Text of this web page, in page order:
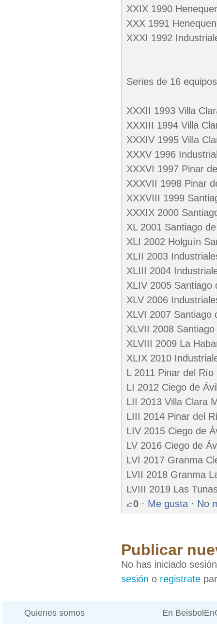
XXIX 1990
XXX 1991
XXXI 1992
Series de 16
XXXII 1993 Villa
XXXIII 1994 Villa
XXXIV 1995 Villa
XXXV 1996
XXXVI 1997 Pinar
XXXVII 1998 Pinar
XXXVIII 1999
XXXIX 2000
XL 2001 Santiago
XLI 2002 Holguín
XLII 2003
XLIII 2004
XLIV 2005 Santiago
XLV 2006
XLVI 2007 Santiago
XLVII 2008
XLVIII 2009 La
XLIX 2010
L 2011 Pinar del
LI 2012 Ciego de
LII 2013 Villa Clara
LIII 2014 Pinar del
LIV 2015 Ciego de
LV 2016 Ciego de
LVI 2017 Granma
LVII 2018 Granma
LVIII 2019 Las
0 · Me gusta · No
Publicar
No has iniciado
sesión o registrate
Quienes somos En